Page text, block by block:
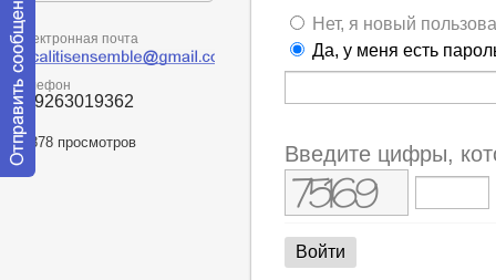
Электронная почта
Телефон
+79263019362
20878 просмотров
Нет, я новый
Да, у меня есть
Введите цифры,